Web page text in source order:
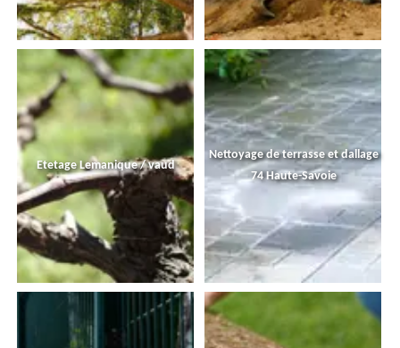
Etetage Lemanique / vaud
Nettoyage de terrasse et dallage
74 Haute-Savoie